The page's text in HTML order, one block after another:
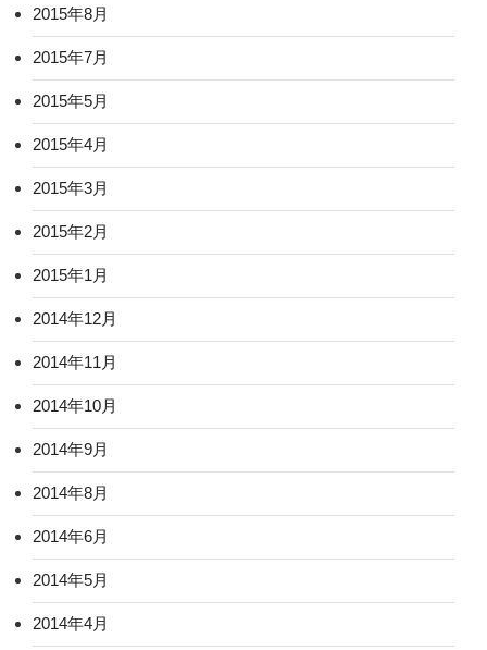
2015年8月
2015年7月
2015年5月
2015年4月
2015年3月
2015年2月
2015年1月
2014年12月
2014年11月
2014年10月
2014年9月
2014年8月
2014年6月
2014年5月
2014年4月